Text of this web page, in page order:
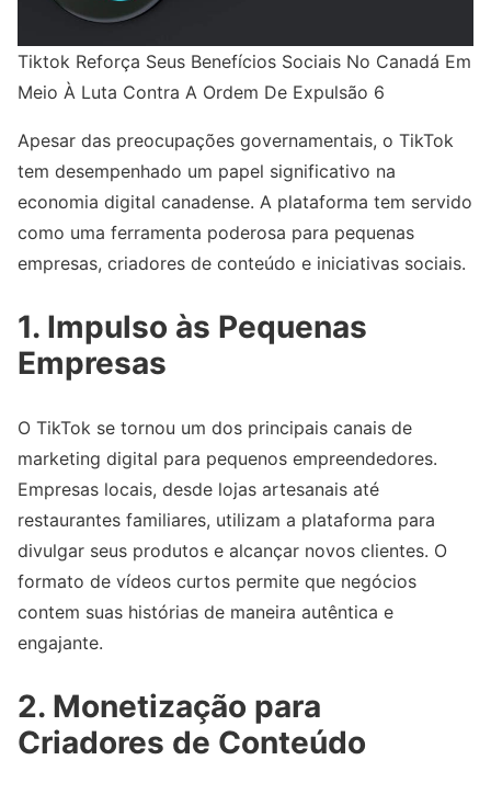
Tiktok Reforça Seus Benefícios Sociais No Canadá Em
Meio À Luta Contra A Ordem De Expulsão 6
Apesar das preocupações governamentais, o TikTok
tem desempenhado um papel significativo na
economia digital canadense. A plataforma tem servido
como uma ferramenta poderosa para pequenas
empresas, criadores de conteúdo e iniciativas sociais.
1. Impulso às Pequenas
Empresas
O TikTok se tornou um dos principais canais de
marketing digital para pequenos empreendedores.
Empresas locais, desde lojas artesanais até
restaurantes familiares, utilizam a plataforma para
divulgar seus produtos e alcançar novos clientes. O
formato de vídeos curtos permite que negócios
contem suas histórias de maneira autêntica e
engajante.
2. Monetização para
Criadores de Conteúdo